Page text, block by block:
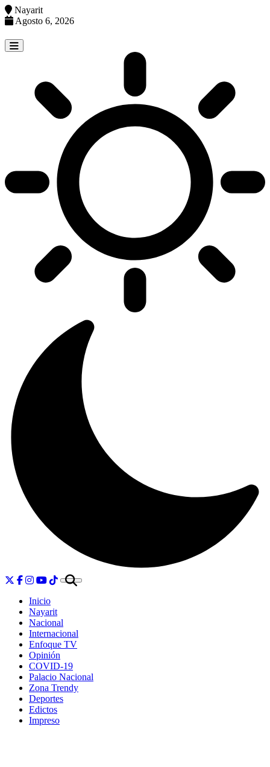
Nayarit
Agosto 6, 2026
to
content
Inicio
Nayarit
Nacional
Internacional
Enfoque TV
Opinión
COVID-19
Palacio Nacional
Zona Trendy
Deportes
Edictos
Impreso